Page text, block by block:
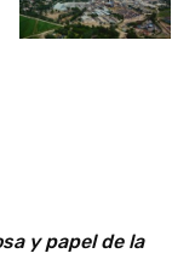
y papel de la